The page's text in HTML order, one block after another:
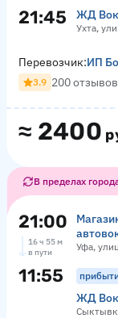
21:45 ЖД
Ухта,
≈ 2400
Перевозчик:ИП
3.9 200 отзывов
В пределах
21:00
Уфа,
16 ч 55 м
в пути
11:55
ЖД